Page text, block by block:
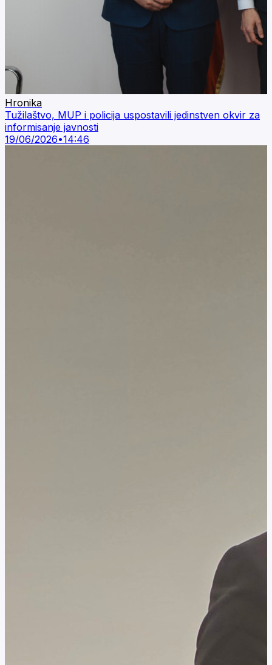
Hronika
Tužilaštvo, MUP i policija uspostavili jedinstven okvir za
informisanje javnosti
19/06/2026•14:46